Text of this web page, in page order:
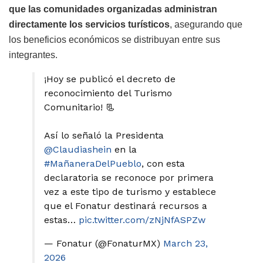
que las comunidades organizadas administran
directamente los servicios turísticos, asegurando que
los beneficios económicos se distribuyan entre sus
integrantes.
¡Hoy se publicó el decreto de
reconocimiento del Turismo
Comunitario! 📃
Así lo señaló la Presidenta
@Claudiashein en la
#MañaneraDelPueblo, con esta
declaratoria se reconoce por primera
vez a este tipo de turismo y establece
que el Fonatur destinará recursos a
estas… pic.twitter.com/zNjNfASPZw
— Fonatur (@FonaturMX) March 23,
2026